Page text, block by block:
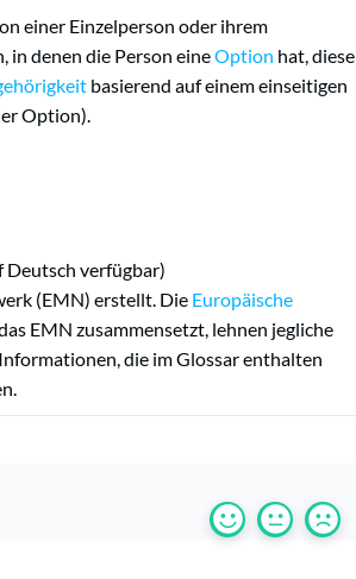
einer Einzelperson oder ihrem
in denen die Person eineOption hat, diese
basierend auf einem einseitigen
Option).
verfügbar)
(EMN) erstellt. Die Europäische
EMN zusammensetzt, lehnen jegliche
die im Glossar enthalten